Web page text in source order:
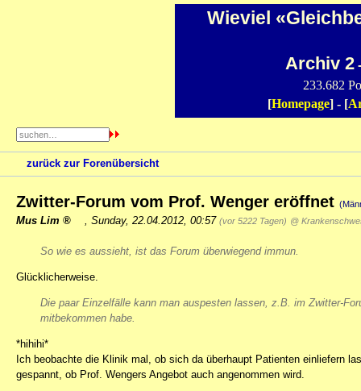
Wieviel
Archiv 2
233.682
[Homepage] - [
zurück zur Forenübersicht
Zwitter-Forum vom Prof. Wenger eröffnet
Mus Lim Sunday, 22.04.2012, 00:57 (vor 5222 Tagen) @
So wie es aussieht, ist das Forum überwiegend immun.
Glücklicherweise.
Die paar Einzelfälle kann man auspesten lassen, z.B. im Zwitter-
mitbekommen habe.
*hihihi*
Ich beobachte die Klinik mal, ob sich da überhaupt Patienten einliefern
gespannt, ob Prof. Wengers Angebot auch angenommen wird.